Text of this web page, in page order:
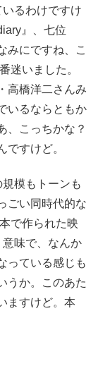
るわけですけ
』、七位
みにですね、こ
迷いました。
高橋洋二さんみ
いるならともか
、こっちかな？
ですけど。
模もトーンも
ごい同時代的な
で作られた映
味で、なんか
っている感じも
うか。このあた
ますけど。本